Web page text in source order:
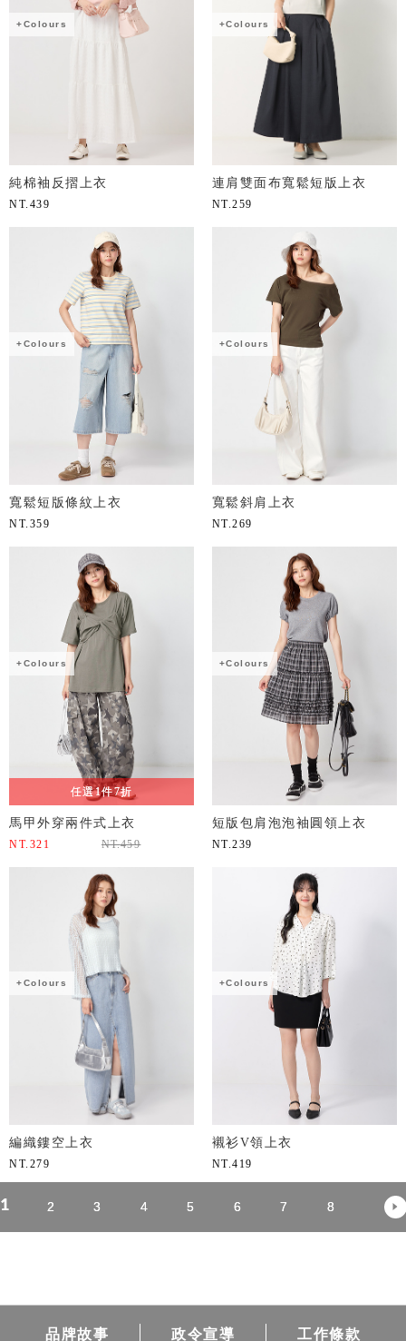
+Colours
純棉袖反摺上衣
NT. 439
+Colours
連肩雙面布寬鬆短版上衣
NT.259
+Colours
寬鬆短版條紋上衣
NT. 359
+Colours
寬鬆斜肩上衣
NT.269
+Colours
任選1件7折
馬甲外穿兩件式上衣
NT. 321 NT.459
+Colours
短版包肩泡泡袖圓領上衣
NT. 239
+Colours
編織鏤空上衣
NT. 279
+Colours
襯衫V領上衣
NT. 419
1 2 3 4 5 6 7 8
品牌故事 政令宣導 工作條款